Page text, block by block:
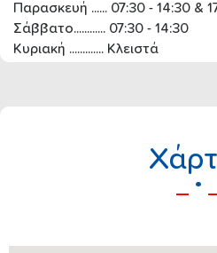
Παρασκευή ...... 07:30 - 14:30 &
Σάββατο............ 07:30 - 14:30
Κυριακή ............. Κλειστά
.